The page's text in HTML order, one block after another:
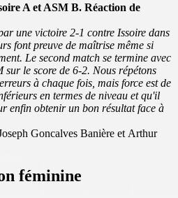
A et ASM B. Réaction de
une victoire 2-1 contre Issoire dans
font preuve de maîtrise même si
Le second match se termine avec
sur le score de 6-2. Nous répétons
à chaque fois, mais force est de
en termes de niveau et qu'il
enfin obtenir un bon résultat face à
Goncalves Banière et Arthur
féminine